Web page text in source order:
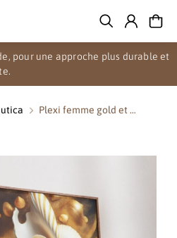
pour une approche plus durable et
Plexi femme gold et …